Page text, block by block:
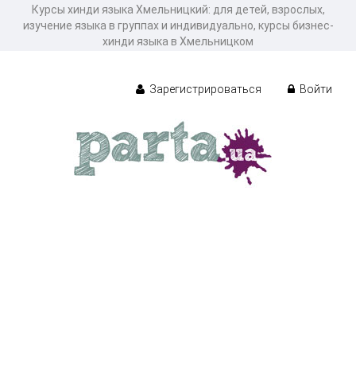
Курсы хинди языка Хмельницкий: для детей, взрослых,
изучение языка в группах и индивидуально, курсы бизнес-
хинди языка в Хмельницком
Зарегистрироваться Войти